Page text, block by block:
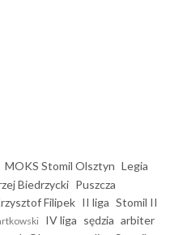
MOKS Stomil Olsztyn Legia
Biedrzycki Puszcza
Filipek II liga Stomil II
IV liga sędzia arbiter